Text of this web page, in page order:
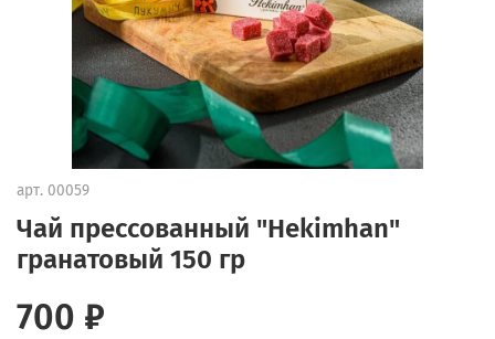
арт. 00059
Чай прессованный "Hekimhan"
гранатовый 150 гр
700 ₽